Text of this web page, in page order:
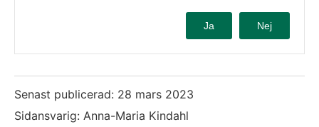
Ja Nej
Senast publicerad: 28 mars 2023
Sidansvarig: Anna-Maria Kindahl